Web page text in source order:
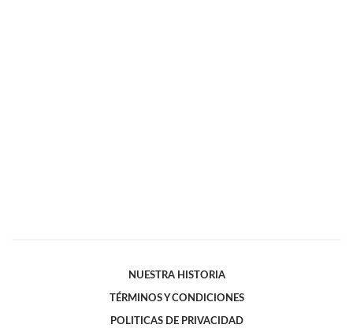
NUESTRA HISTORIA
TÉRMINOS Y CONDICIONES
POLITICAS DE PRIVACIDAD